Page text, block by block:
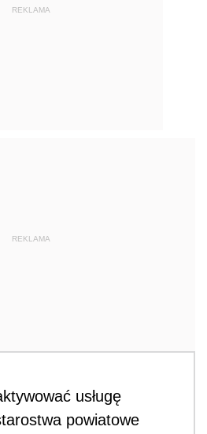
REKLAMA
REKLAMA
usługę
powiatowe